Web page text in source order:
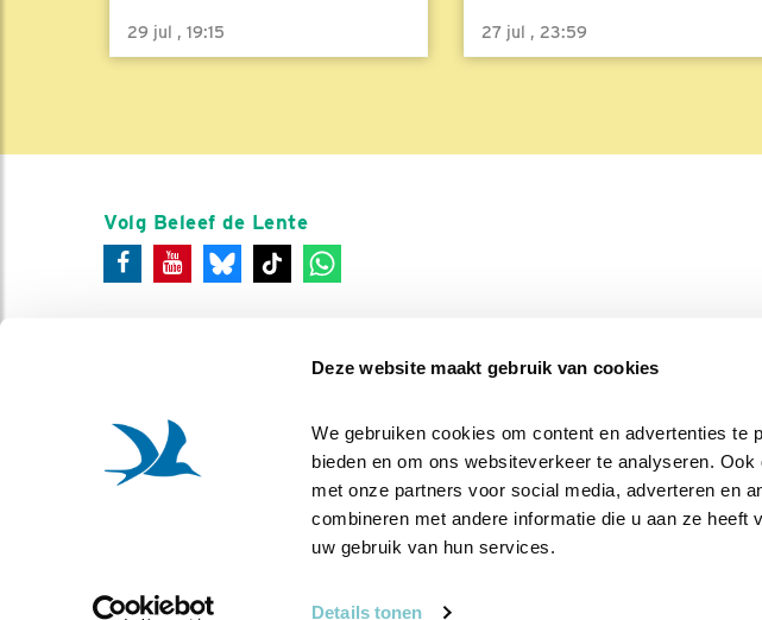
Deze website maakt gebruik van cookies
We gebruiken cookies om content en advertenties te
bieden en om ons websiteverkeer te analyseren.
met onze partners voor social media, adverteren en
combineren met andere informatie die u aan ze
uw gebruik van hun services.
Details tonen
29 jul , 19:15 27 jul , 23:59
Volg Beleef de Lente